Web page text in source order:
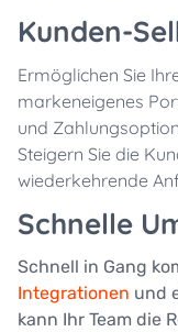
Kunden-
Ermöglichen Sie
markeneigenes
und
Steigern Sie die
wiederkehrende
Schnelle
Schnell in Gang
Integrationen und
kann Ihr Team die